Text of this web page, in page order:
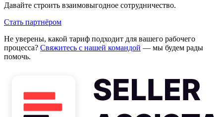
Давайте строить взаимовыгодное сотрудничество.
Стать партнёром
Не уверены, какой тариф подходит для вашего рабочего
процесса? Свяжитесь с нашей командой — мы будем рады
помочь.